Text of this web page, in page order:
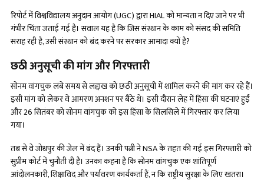
रिपोर्ट में विश्वविद्यालय अनुदान आयोग (UGC) द्वारा HIAL को मान्यता न दिए जाने पर भी
गंभीर चिंता जताई गई है। सवाल यह है कि जिस संस्थान के काम को संसद की समिति
सराह रही है, उसी संस्थान को बंद करने पर सरकार आमादा क्यों है?
छठी अनुसूची की मांग और गिरफ्तारी
सोनम वांगचुक लंबे समय से लद्दाख को छठी अनुसूची में शामिल करने की मांग कर रहे हैं।
इसी मांग को लेकर वे आमरण अनशन पर बैठे थे। इसी दौरान लेह में हिंसा की घटनाएं हुईं
और 26 सितंबर को सोनम वांगचुक को इस हिंसा के सिलसिले में गिरफ्तार कर लिया
गया।
तब से वे जोधपुर की जेल में बंद हैं। उनकी पत्नी ने NSA के तहत की गई इस गिरफ्तारी को
सुप्रीम कोर्ट में चुनौती दी है। उनका कहना है कि सोनम वांगचुक एक शांतिपूर्ण
आंदोलनकारी, शिक्षाविद और पर्यावरण कार्यकर्ता हैं, न कि राष्ट्रीय सुरक्षा के लिए खतरा।